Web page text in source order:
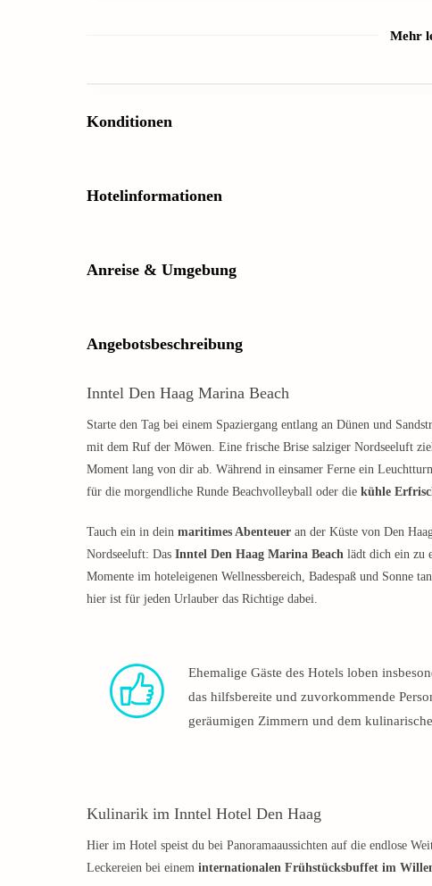
Mehr
Konditionen
Hotelinformationen
Anreise & Umgebung
Angebotsbeschreibung
Inntel Den Haag Marina Beach
Starte den Tag bei einem Spaziergang entlang an Dünen und
mit dem Ruf der Möwen. Eine frische Brise salziger Nordseeluft
Moment lang von dir ab. Während in einsamer Ferne ein
für die morgendliche Runde Beachvolleyball oder die kühle
Tauch ein in dein maritimes Abenteuer an der Küste von Den
Nordseeluft: Das Inntel Den Haag Marina Beach lädt dich ein zu
Momente im hoteleigenen Wellnessbereich, Badespaß und Sonne
hier ist für jeden Urlauber das Richtige dabei.
Ehemalige Gäste des Hotels loben
das hilfsbereite und zuvorkommende
geräumigen Zimmern und dem
Kulinarik im Inntel Hotel Den Haag
Hier im Hotel speist du bei Panoramaaussichten auf die endlose
Leckereien bei einem internationalen Frühstücksbuffet im